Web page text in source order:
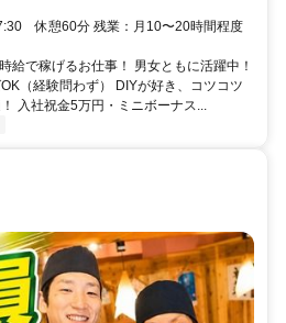
休憩60分 残業：月10〜20時間程度
給で稼げるお仕事！ 男女ともに活躍中！
（経験問わず） DIYが好き、コツコツ
入社祝金5万円・ミニボーナス...